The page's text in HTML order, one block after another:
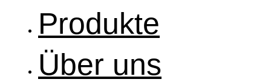
Produkte
Über uns